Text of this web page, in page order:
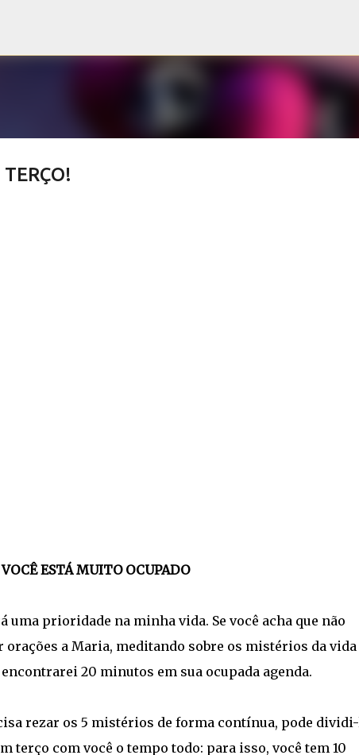
ESTÁ MUITO OCUPADO
prioridade na minha vida. Se você acha que não
a Maria, meditando sobre os mistérios da vida
20 minutos em sua ocupada agenda.
rezar os 5 mistérios de forma contínua, pode
terço com você o tempo todo: para isso, você tem 10